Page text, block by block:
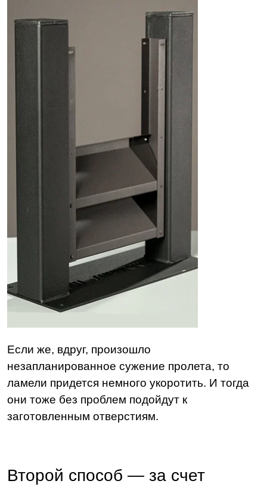
Если же, вдруг, произошло
незапланированное сужение пролета, то
ламели придется немного укоротить. И тогда
они тоже без проблем подойдут к
заготовленным отверстиям.
Второй способ — за счет